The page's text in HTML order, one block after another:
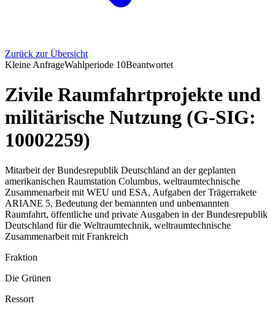
Zurück zur Übersicht
Kleine AnfrageWahlperiode 10Beantwortet
Zivile Raumfahrtprojekte und
militärische Nutzung (G-SIG:
10002259)
Mitarbeit der Bundesrepublik Deutschland an der geplanten
amerikanischen Raumstation Columbus, weltraumtechnische
Zusammenarbeit mit WEU und ESA, Aufgaben der Trägerrakete
ARIANE 5, Bedeutung der bemannten und unbemannten
Raumfahrt, öffentliche und private Ausgaben in der Bundesrepublik
Deutschland für die Weltraumtechnik, weltraumtechnische
Zusammenarbeit mit Frankreich
Fraktion
Die Grünen
Ressort